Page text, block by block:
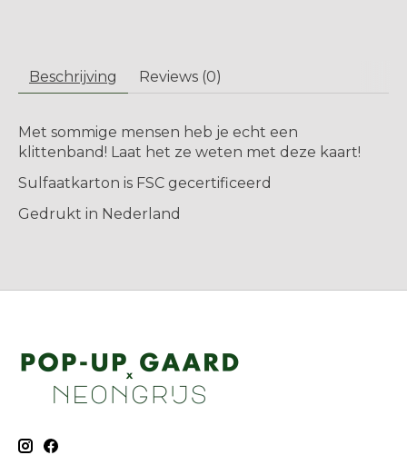
Beschrijving Reviews (0)
Met sommige mensen heb je echt een
klittenband! Laat het ze weten met deze kaart!
Sulfaatkarton is FSC gecertificeerd
Gedrukt in Nederland